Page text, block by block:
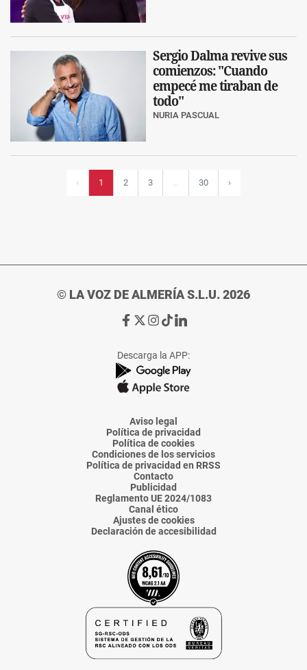
Sergio Dalma revive sus
comienzos: "Cuando
empecé me tiraban de
todo"
NURIA PASCUAL
‹ 1 2 3 … 30 ›
© LA VOZ DE ALMERÍA S.L.U. 2026
Ir
de
La
Voz
Almería
Ir
de
La
Voz
Almería
Ir
de
La
Voz
Almería
Ir
de
La
Voz
Almería
Ir
de
La
Voz
Descarga la APP:
Aviso legal
Política de privacidad
Política de cookies
Condiciones de los servicios
Política de privacidad en RRSS
Contacto
Publicidad
Reglamento UE 2024/1083
Canal ético
Ajustes de cookies
Declaración de accesibilidad